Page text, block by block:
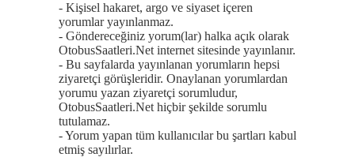
- Kişisel hakaret, argo ve siyaset içeren
yorumlar yayınlanmaz.
- Göndereceğiniz yorum(lar) halka açık olarak
OtobusSaatleri.Net internet sitesinde yayınlanır.
- Bu sayfalarda yayınlanan yorumların hepsi
ziyaretçi görüşleridir. Onaylanan yorumlardan
yorumu yazan ziyaretçi sorumludur,
OtobusSaatleri.Net hiçbir şekilde sorumlu
tutulamaz.
- Yorum yapan tüm kullanıcılar bu şartları kabul
etmiş sayılırlar.